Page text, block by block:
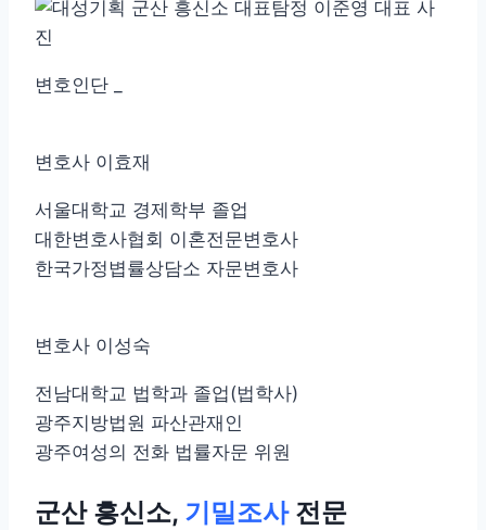
변호인단 _
변호사 이효재
서울대학교 경제학부 졸업
대한변호사협회 이혼전문변호사
한국가정볍률상담소 자문변호사
변호사 이성숙
전남대학교 법학과 졸업(법학사)
광주지방법원 파산관재인
광주여성의 전화 법률자문 위원
군산 흥신소, 기밀조사전문